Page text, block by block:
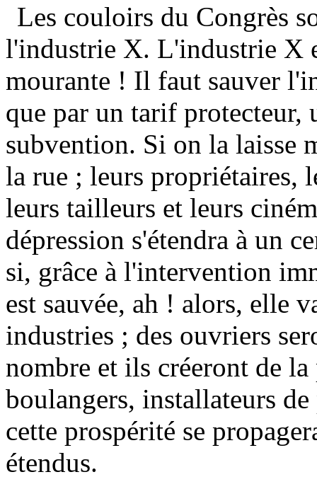
Les couloirs du Congrès
l'industrie X. L'industrie X
mourante ! Il faut sauver
que par un tarif protecteur,
subvention. Si on la laisse
la rue ; leurs propriétaires,
leurs tailleurs et leurs
dépression s'étendra à un
si, grâce à l'intervention
est sauvée, ah ! alors, elle
industries ; des ouvriers
nombre et ils créeront de
boulangers, installateurs
cette prospérité se
étendus.